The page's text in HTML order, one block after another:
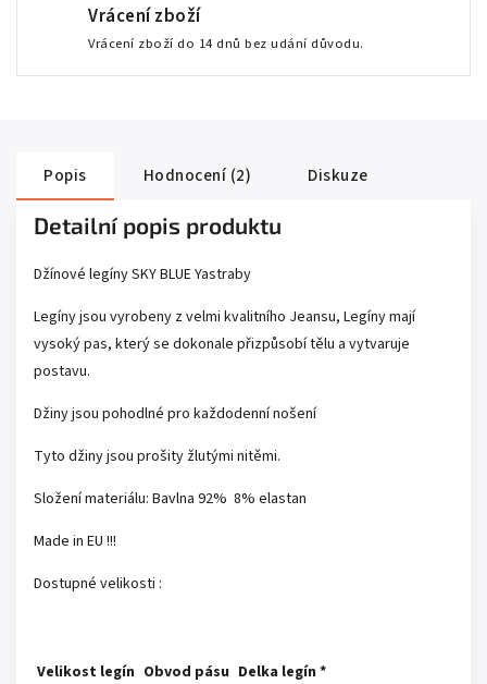
Vrácení zboží
Vrácení zboží do 14 dnů bez udání důvodu.
Popis Hodnocení (2) Diskuze
Detailní popis produktu
Džínové legíny SKY BLUE Yastraby
Legíny jsou vyrobeny z velmi kvalitního Jeansu, Legíny mají
vysoký pas, který se dokonale přizpůsobí tělu a vytvaruje
postavu.
Džiny jsou pohodlné pro každodenní nošení
Tyto džiny jsou prošity žlutými nitěmi.
Složení materiálu: Bavlna 92% 8% elastan
Made in EU !!!
Dostupné velikosti :
Velikost legín Obvod pásu Delka legín *